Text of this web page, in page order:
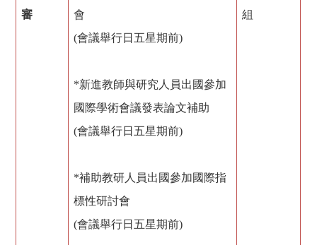
審
會
(會議舉行日五星期前)
*新進教師與研究人員出國參加
國際學術會議發表論文補助
(會議舉行日五星期前)
*補助教研人員出國參加國際指
標性研討會
(會議舉行日五星期前)
組